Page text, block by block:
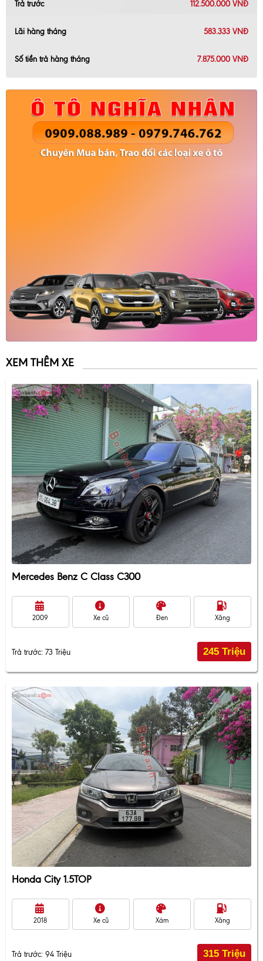
Trả trước 112.500.000 VNĐ
Lãi hàng tháng 583.333 VNĐ
Số tiền trả hàng tháng 7.875.000 VNĐ
XEM THÊM XE
Mercedes Benz C Class C300
2009 Xe cũ Đen Xăng
245 Triệu
Trả trước: 73 Triệu
Honda City 1.5TOP
2018 Xe cũ Xám Xăng
315 Triệu
Trả trước: 94 Triệu